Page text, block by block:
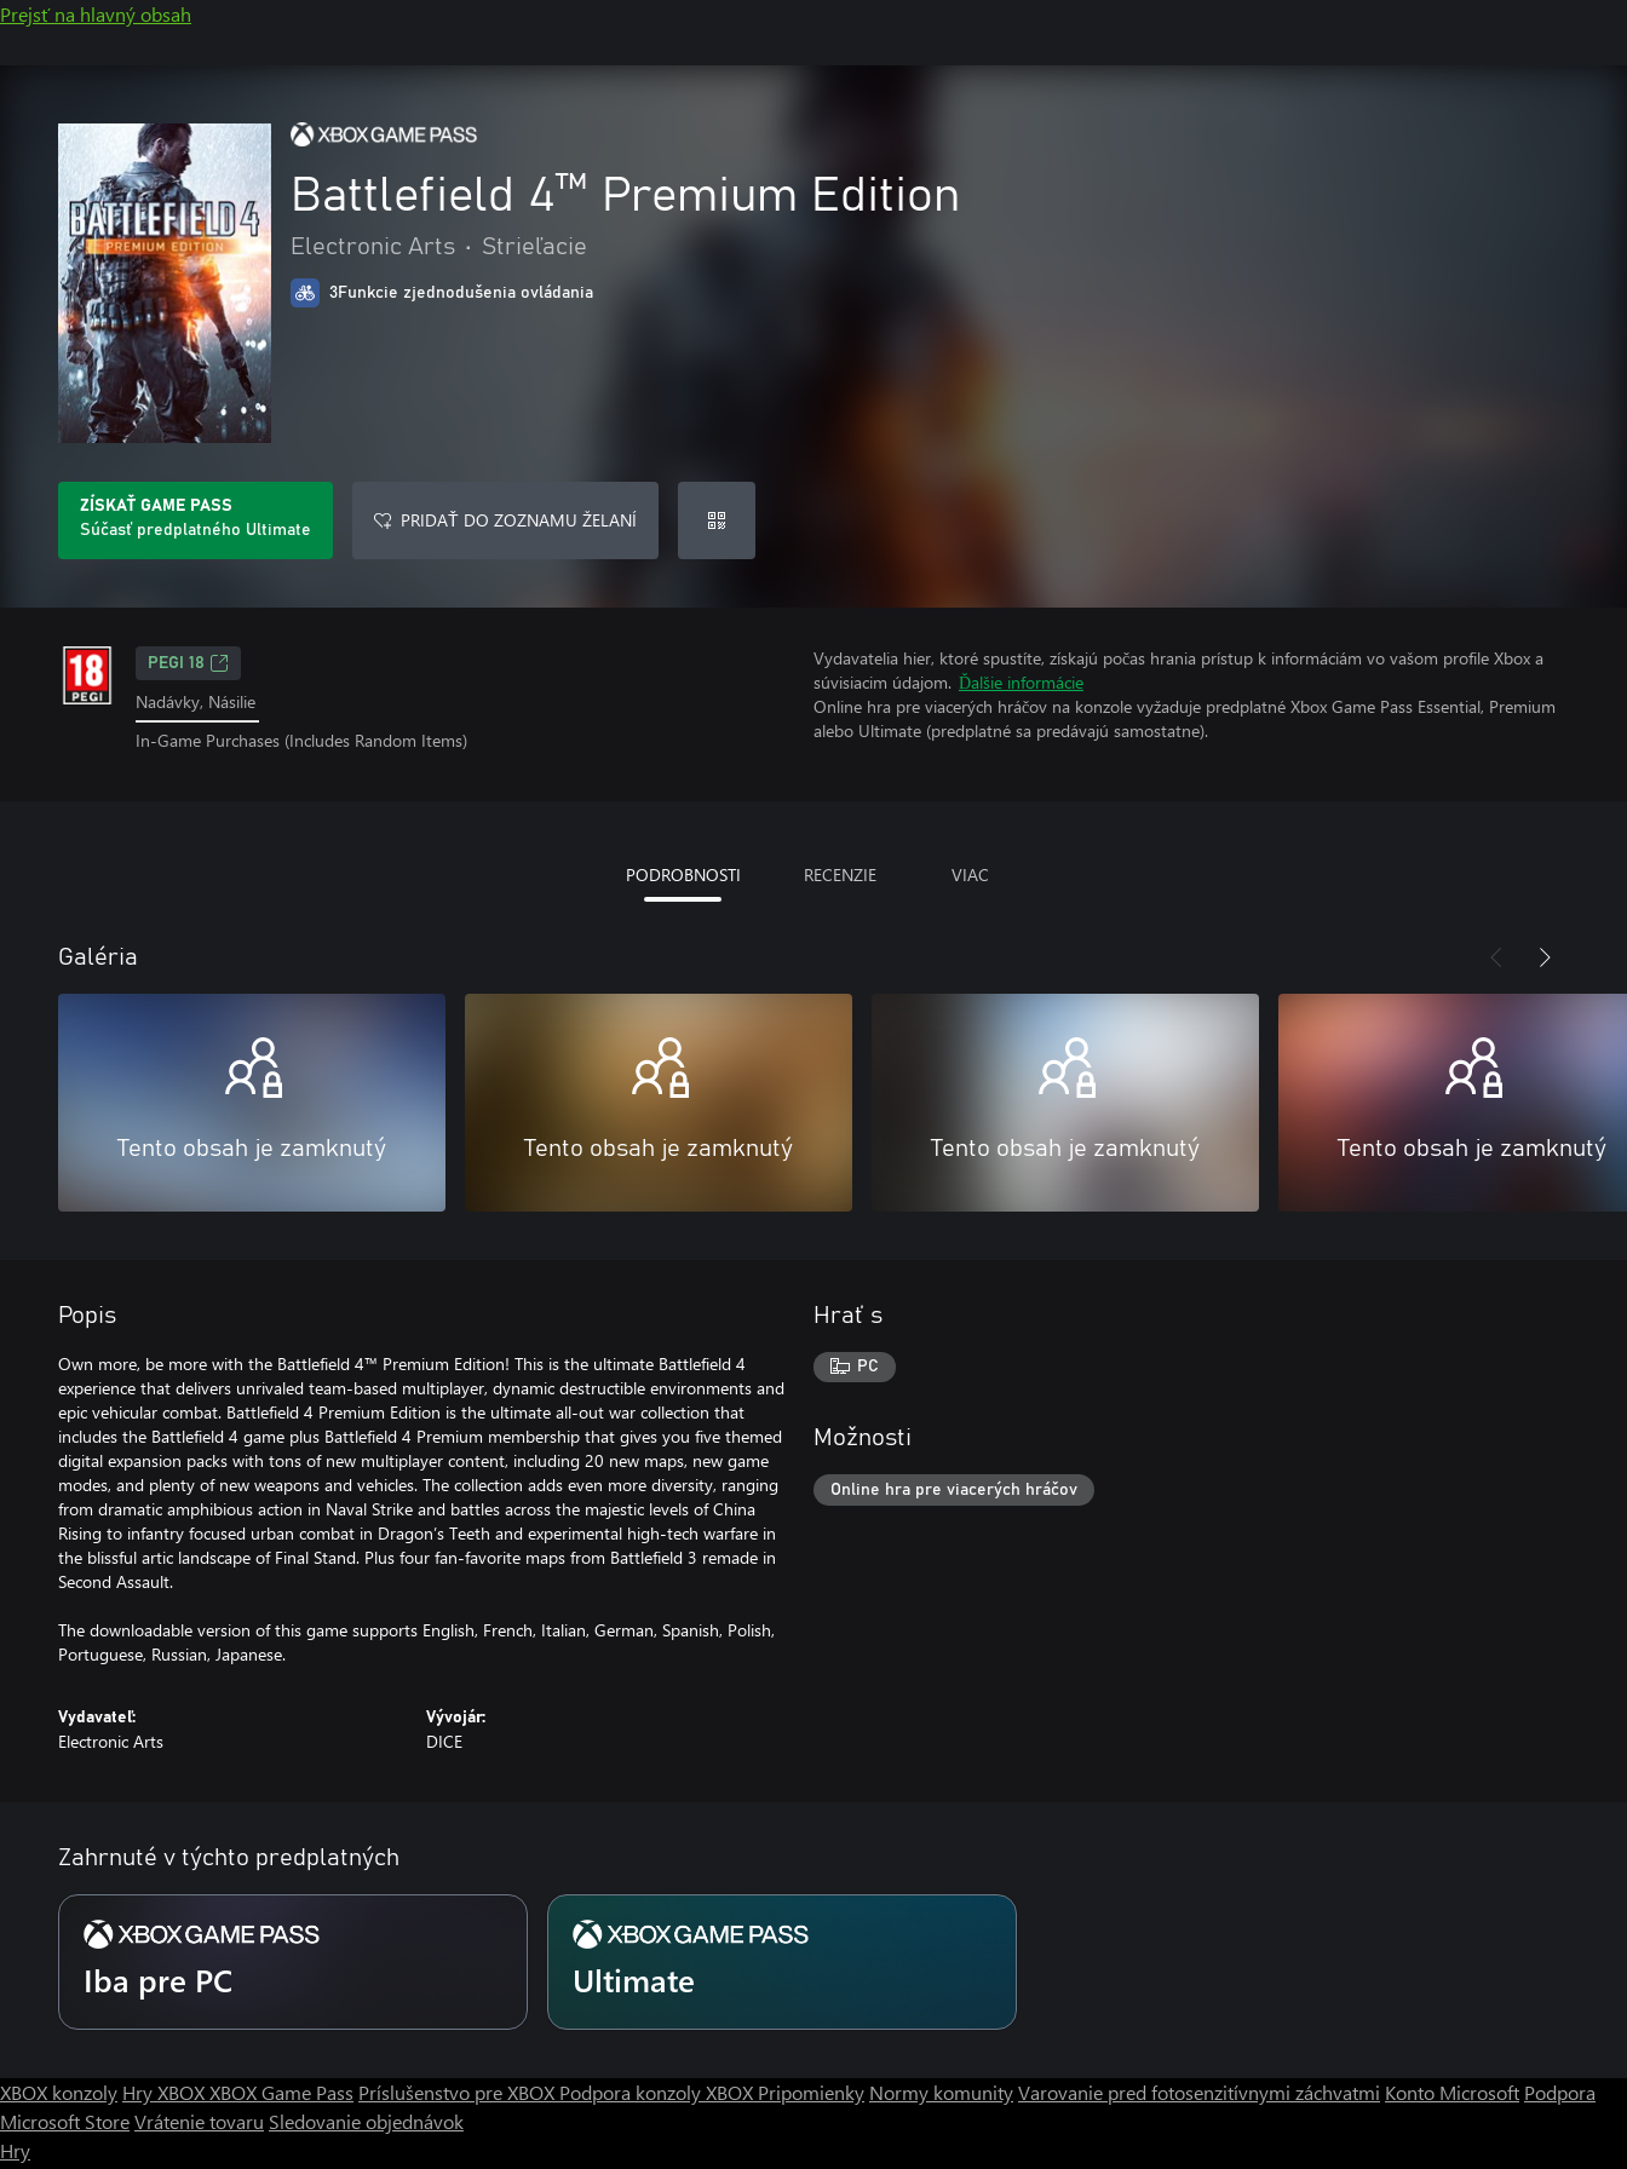
Prejsť na hlavný obsah
Battlefield 4™ Premium Edition
Electronic Arts • Strieľacie
3Funkcie zjednodušenia ovládania
ZÍSKAŤ GAME PASS
Súčasť predplatného Ultimate
PRIDAŤ DO ZOZNAMU ŽELANÍ
PEGI 18
Nadávky, Násilie
In-Game Purchases (Includes Random Items)
Vydavatelia hier, ktoré spustíte, získajú počas hrania prístup k informáciám vo vašom profile Xbox a
súvisiacim údajom. Ďalšie informácie
Online hra pre viacerých hráčov na konzole vyžaduje predplatné Xbox Game Pass Essential, Premium
alebo Ultimate (predplatné sa predávajú samostatne).
PODROBNOSTI RECENZIE VIAC
Galéria
Tento obsah je zamknutý Tento obsah je zamknutý Tento obsah je zamknutý Tento obsah je zamknutý
Popis
Own more, be more with the Battlefield 4™ Premium Edition! This is the ultimate Battlefield 4
experience that delivers unrivaled team-based multiplayer, dynamic destructible environments and
epic vehicular combat. Battlefield 4 Premium Edition is the ultimate all-out war collection that
includes the Battlefield 4 game plus Battlefield 4 Premium membership that gives you five themed
digital expansion packs with tons of new multiplayer content, including 20 new maps, new game
modes, and plenty of new weapons and vehicles. The collection adds even more diversity, ranging
from dramatic amphibious action in Naval Strike and battles across the majestic levels of China
Rising to infantry focused urban combat in Dragon’s Teeth and experimental high-tech warfare in
the blissful artic landscape of Final Stand. Plus four fan-favorite maps from Battlefield 3 remade in
Second Assault.
The downloadable version of this game supports English, French, Italian, German, Spanish, Polish,
Portuguese, Russian, Japanese.
Vydavateľ:
Electronic Arts
Vývojár:
DICE
Hrať s
PC
Možnosti
Online hra pre viacerých hráčov
Zahrnuté v týchto predplatných
Iba pre PC Ultimate
XBOX konzoly Hry XBOXXBOX Game Pass Príslušenstvo pre XBOX Podpora konzoly XBOX Pripomienky Normy komunityVarovanie pred fotosenzitívnymi záchvatmi Konto Microsoft Podpora
Microsoft StoreVrátenie tovaru Sledovanie objednávok
Hry